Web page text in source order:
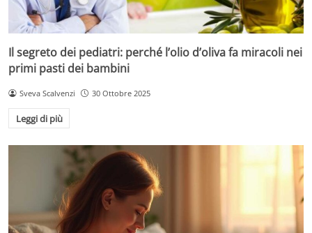
Il segreto dei pediatri: perché l’olio d’oliva fa miracoli nei
primi pasti dei bambini
Sveva Scalvenzi 30 Ottobre 2025
Leggi di più